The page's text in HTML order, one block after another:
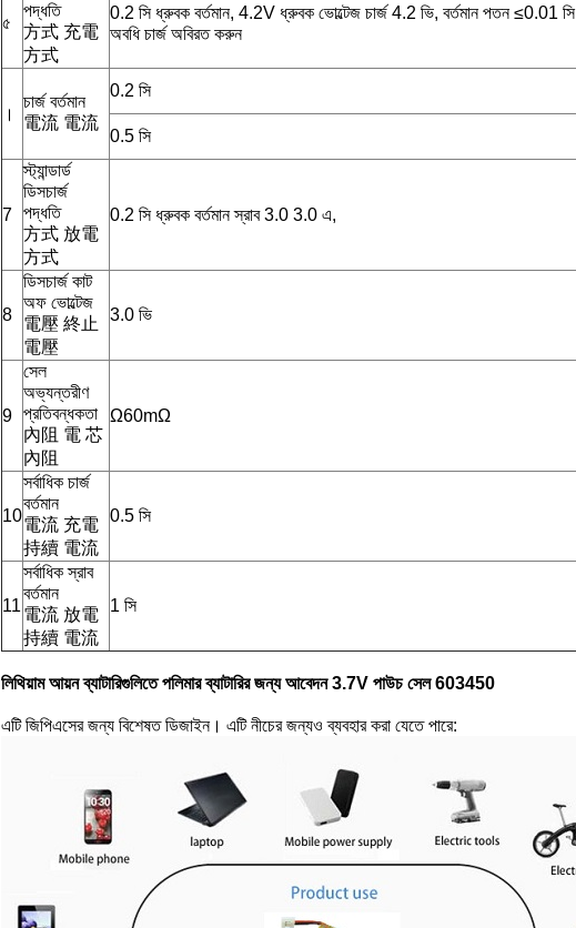
৫
পদ্ধতি
方式 充電
方式
0.2 সি ধ্রুবক বর্তমান, 4.2V ধ্রুবক ভোল্টেজ চার্জ 4.2 ভি, বর্তমান পতন ≤0.01 সি
অবধি চার্জ অবিরত করুন
।
চার্জ বর্তমান
電流 電流
0.2 সি
0.5 সি
7
স্ট্যান্ডার্ড
ডিসচার্জ
পদ্ধতি
方式 放電
方式
0.2 সি ধ্রুবক বর্তমান স্রাব 3.0 3.0 এ,
8
ডিসচার্জ কাট
অফ ভোল্টেজ
電壓 終止
電壓
3.0 ভি
9
সেল
অভ্যন্তরীণ
প্রতিবন্ধকতা
內阻 電 芯
內阻
Ω60mΩ
10
সর্বাধিক চার্জ
বর্তমান
電流 充電
持續 電流
0.5 সি
11
সর্বাধিক স্রাব
বর্তমান
電流 放電
持續 電流
1 সি
লিথিয়াম আয়ন ব্যাটারিগুলিতে পলিমার ব্যাটারির জন্য আবেদন 3.7V পাউচ সেল 603450
এটি জিপিএসের জন্য বিশেষত ডিজাইন। এটি নীচের জন্যও ব্যবহার করা যেতে পারে: